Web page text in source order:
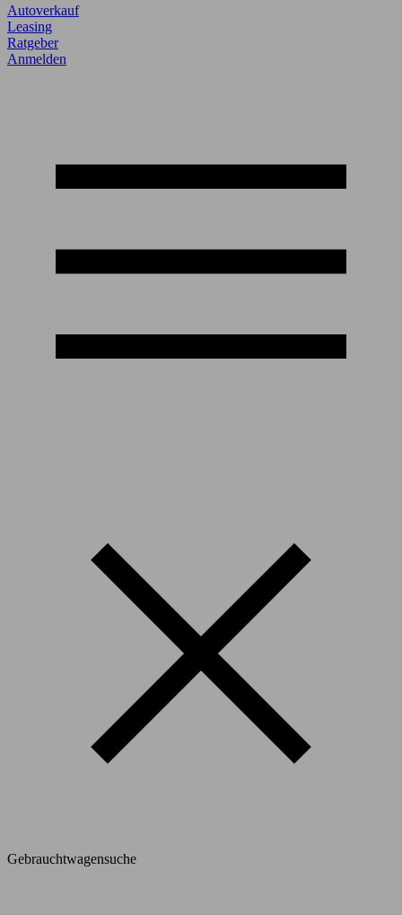
Autoverkauf
Leasing
Ratgeber
Anmelden
Gebrauchtwagensuche